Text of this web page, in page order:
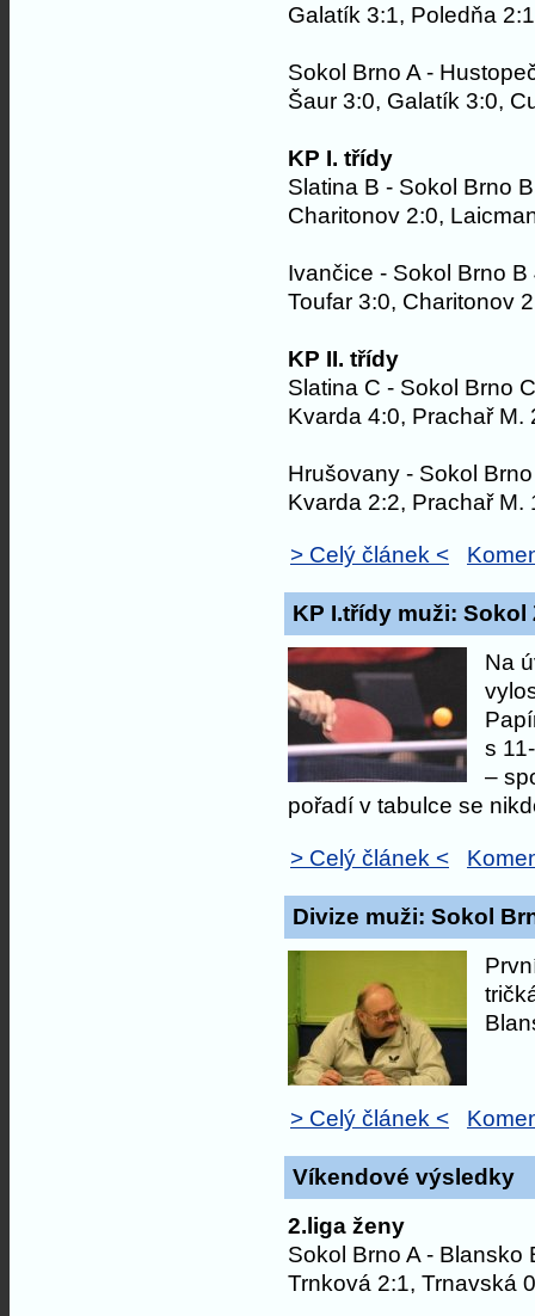
Galatík 3:1, Poledňa
Sokol Brno A -
Šaur 3:0, Galatík 3:0,
KP I. třídy
Slatina B - Sokol Brno
Charitonov 2:0,
Ivančice - Sokol Brno B
Toufar 3:0, Charitonov
KP II. třídy
Slatina C - Sokol Brno
Kvarda 4:0, Prachař M.
Hrušovany - Sokol
Kvarda 2:2, Prachař M.
> Celý článek <
KP I.třídy muži:
Na
s
–
pořadí v tabulce se
> Celý článek <
Divize muži: Sokol
> Celý článek <
Víkendové výsledky
2.liga ženy
Sokol Brno A - Blansko
Trnková 2:1, Trnavská